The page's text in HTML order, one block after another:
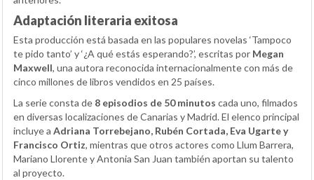
Adaptación literaria exitosa
Esta producción está basada en las populares novelas ‘Tampoco
te pido tanto’ y ‘¿A qué estás esperando?’, escritas por Megan
Maxwell, una autora reconocida internacionalmente con más de
cinco millones de libros vendidos en 25 países.
La serie consta de 8 episodios de 50 minutos cada uno, filmados
en diversas localizaciones de Canarias y Madrid. El elenco principal
incluye a Adriana Torrebejano, Rubén Cortada, Eva Ugarte y
Francisco Ortiz, mientras que otros actores como Llum Barrera,
Mariano Llorente y Antonia San Juan también aportan su talento
al proyecto.